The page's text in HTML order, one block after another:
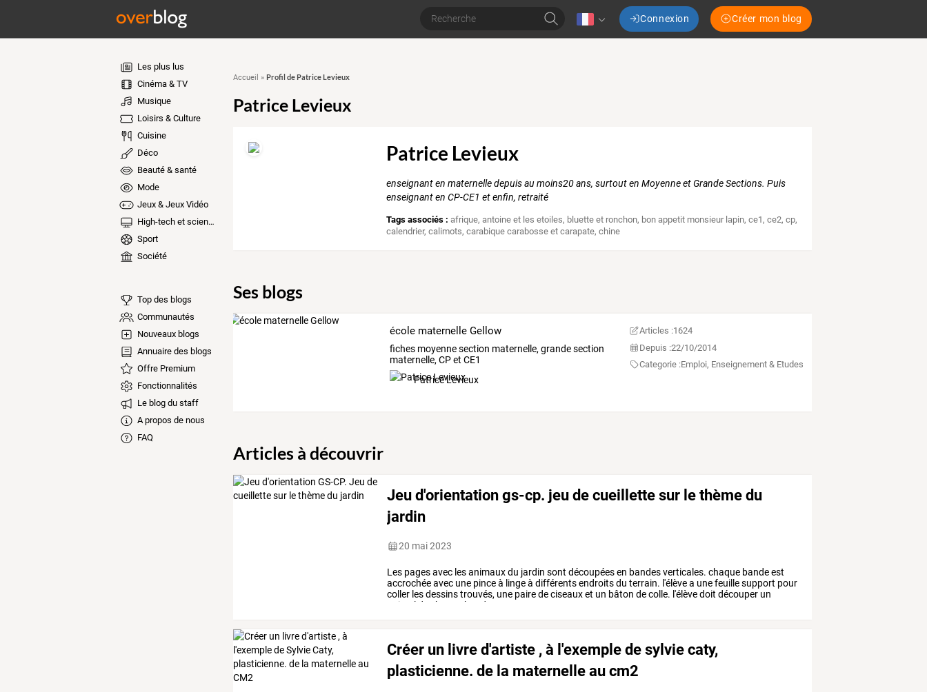
Connexion Créer mon blog
Les plus lus
Cinéma & TV
Musique
Loisirs & Culture
Cuisine
Déco
Beauté & santé
Mode
Jeux & Jeux Vidéo
High-tech et sciences
Sport
Société
Top des blogs
Communautés
Nouveaux blogs
Annuaire des blogs
Offre Premium
Fonctionnalités
Le blog du staff
A propos de nous
FAQ
Accueil » Profil de Patrice Levieux
Patrice Levieux
Patrice Levieux
enseignant en maternelle depuis au moins20 ans, surtout en Moyenne et Grande Sections. Puis
enseignant en CP-CE1 et enfin, retraité
Tags associés : afrique,antoine et les etoiles, bluette et ronchon, bon appetit monsieur lapin,ce1,ce2,cp,
calendrier,calimots,carabique carabosse et carapate,chine
Ses blogs
école maternelle Gellow
fiches moyenne section maternelle, grande section
maternelle, CP et CE1
Patrice Levieux
Articles :1624
Depuis :22/10/2014
Categorie :Emploi, Enseignement & Etudes
Articles à découvrir
Jeu d'orientation gs-cp. jeu de cueillette sur le thème du
jardin
20 mai 2023
Les pagesavec lesanimauxdu jardin sont découpéesen bandesverticales. chaque bandeest
accrochéeavec une pinceà lingeà différentsendroitsdu terrain. l'élèvea unefeuillesupport pour
coller lesdessinstrouvés, une pairedeciseauxet un bâton decolle. l'élèvedoit découper un
animal de chaque bande
Créer un livre d'artiste , à l'exemple de sylvie caty,
plasticienne. de la maternelle au cm2